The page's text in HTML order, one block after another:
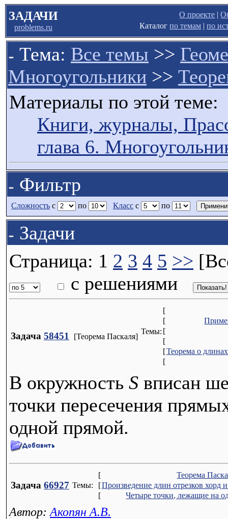
ЗАДАЧИ
problems.ru
О проекте |
Каталогпо темам |по
Тема: Все темы >>
Многоугольники >>
Материалы по этой теме:
Книги, журналы,
глава 6.
Фильтр
Сложность с по Класс с по
Задачи
Страница: 1 2 3 4 5 >>
с решениями
Задача 58451 [Теорема Паскаля]
Темы:
[
[
[
[
[Теорема о
[
В окружность S вписан
точки пересечения
одной прямой.
Задача 66927 Темы:
[
Теорема
[Произведение длин отрезков хорд
[
Четыре точки, лежащие на
Автор: Акопян А.В.